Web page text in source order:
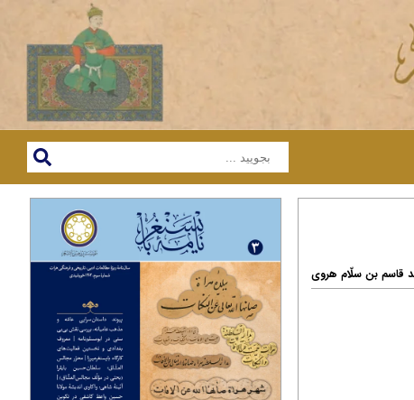
قاسم بن سلّام هروی